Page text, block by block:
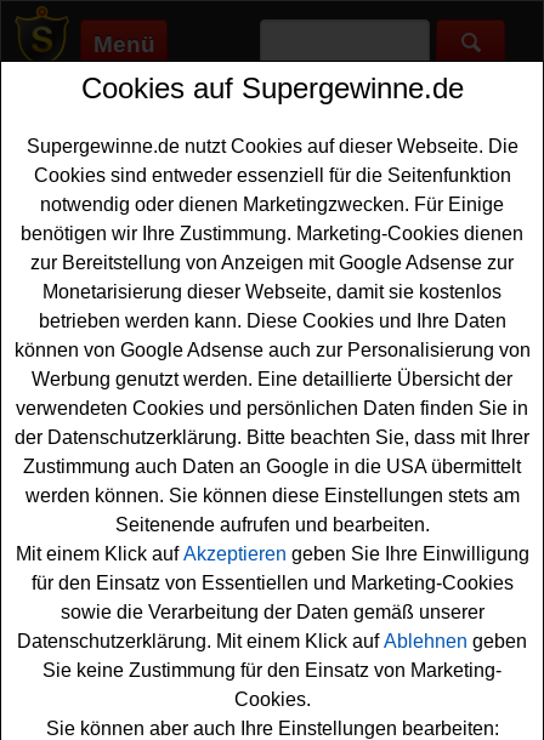
Menü
Supergewinne.de>Gewinnspiele>Bargeld Gewinnspiele>
Anzeige:
Anzeige:
Donna Magazin Gewinnspiel -
Einkaufsgutschein gewinnen
Wer gern einen tollen einkaufsgutschein gewinnen
möchte, sollte sich dieses kostenlose DonnaMagazin
Gewinnspielnäher anschauen. Verlost wird ein 100 Euro
Gutschein für Tchibo. Falls Sie an der Verlosung
teilnehmen möchten, müssen Sie nur flink das kleine
Spiel absolvieren und können sich damit Ihre Chance
sichern. Vielleicht klappt es ja und Sie werden als
Gewinner ausgelost? Zumindest drücken wir schon
einmal die Daumen. Viel Glück!
Donna Magazin verlost einen
Einkaufsgutschein für Tchibo im Wert von
100 Euro
Cookies auf Supergewinne.de
Supergewinne.de nutzt Cookies auf dieser Webseite. Die
Cookies sind entweder essenziell für die Seitenfunktion
notwendig oder dienen Marketingzwecken. Für Einige
benötigen wir Ihre Zustimmung. Marketing-Cookies dienen
zur Bereitstellung von Anzeigen mit Google Adsense zur
Monetarisierung dieser Webseite, damit sie kostenlos
betrieben werden kann. Diese Cookies und Ihre Daten
können von Google Adsense auch zur Personalisierung von
Werbung genutzt werden. Eine detaillierte Übersicht der
verwendeten Cookies und persönlichen Daten finden Sie in
der Datenschutzerklärung. Bitte beachten Sie, dass mit Ihrer
Zustimmung auch Daten an Google in die USA übermittelt
werden können. Sie können diese Einstellungen stets am
Seitenende aufrufen und bearbeiten.
Mit einem Klick aufAkzeptieren geben Sie Ihre Einwilligung
für den Einsatz von Essentiellen und Marketing-Cookies
sowie die Verarbeitung der Daten gemäß unserer
Datenschutzerklärung. Mit einem Klick aufAblehnen geben
Sie keine Zustimmung für den Einsatz von Marketing-
Cookies.
Sie können aber auch Ihre Einstellungen bearbeiten: